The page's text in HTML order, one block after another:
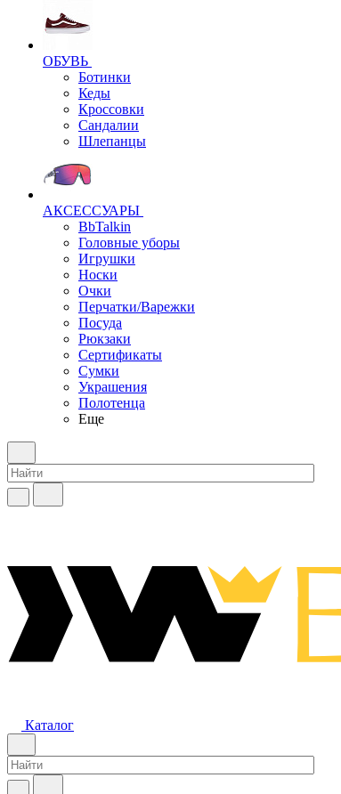
ОБУВЬ
Ботинки
Кеды
Кроссовки
Сандалии
Шлепанцы
АКСЕССУАРЫ
BbTalkin
Головные уборы
Игрушки
Носки
Очки
Перчатки/Варежки
Посуда
Рюкзаки
Сертификаты
Сумки
Украшения
Полотенца
Еще
Каталог